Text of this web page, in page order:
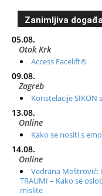
Zanimljiva
05.08.
Otok Krk
Access Facelift®
09.08.
Zagreb
Konstelacije SIKON
13.08.
Online
Kako se nositi s
14.08.
Online
Vedrana Meštrović:
TRAUMI – Kako se
mislite